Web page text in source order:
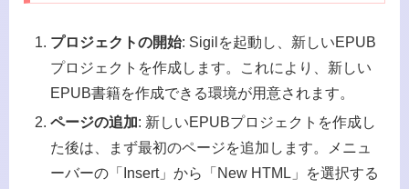
プロジェクトの開始: Sigilを起動し、新しいEPUB
プロジェクトを作成します。これにより、新しい
EPUB書籍を作成できる環境が用意されます。
ページの追加: 新しいEPUBプロジェクトを作成し
た後は、まず最初のページを追加します。メニュ
ーバーの「Insert」から「New HTML」を選択する